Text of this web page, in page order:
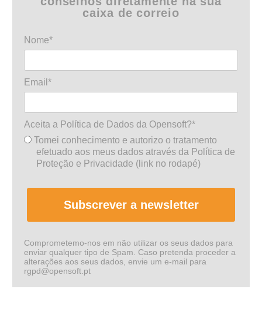
caixa de correio
Nome*
Email*
Aceita a Política de Dados da Opensoft?*
Tomei conhecimento e autorizo o tratamento
efetuado aos meus dados através da Política de
Proteção e Privacidade (link no rodapé)
Subscrever a newsletter
Comprometemo-nos em não utilizar os seus dados para
enviar qualquer tipo de Spam. Caso pretenda proceder a
alterações aos seus dados, envie um e-mail para
rgpd@opensoft.pt